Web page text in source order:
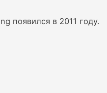
появился в 2011 году.